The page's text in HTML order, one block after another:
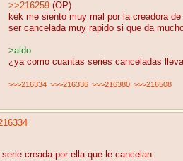
>>216259 (OP)
kek me siento muy mal por la creadora
ser cancelada muy rapido si que da
>aldo
¿ya como cuantas series canceladas
>>>216334 >>>216336 >>>216380 >>>216508
creada por ella que le cancelan.